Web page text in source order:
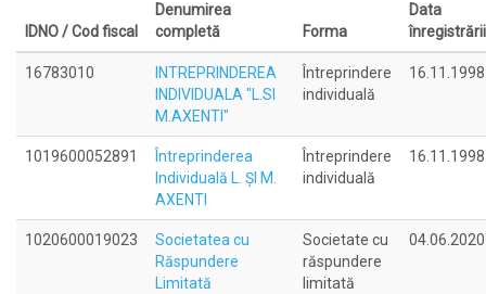
IDNO / Cod fiscal
Denumirea
completă
Forma
Data
înregistrării
16783010
INTREPRINDEREA
INDIVIDUALA "L.SI
M.AXENTI"
Întreprindere
individuală
16.11.1998
1019600052891
Întreprinderea
Individuală L. ŞI M.
AXENTI
Întreprindere
individuală
16.11.1998
1020600019023
Societatea cu
Răspundere
Limitată
Societate cu
răspundere
limitată
04.06.2020